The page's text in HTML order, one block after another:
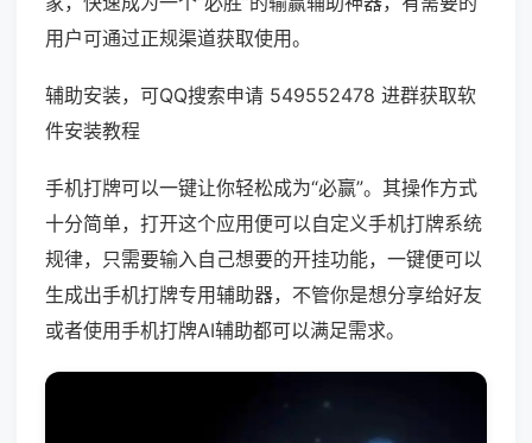
用户可通过正规渠道获取使用。
辅助安装，可QQ搜索申请 549552478 进群获取软
件安装教程
手机打牌可以一键让你轻松成为“必赢”。其操作方式
十分简单，打开这个应用便可以自定义手机打牌系统
规律，只需要输入自己想要的开挂功能，一键便可以
生成出手机打牌专用辅助器，不管你是想分享给好友
或者使用手机打牌AI辅助都可以满足需求。